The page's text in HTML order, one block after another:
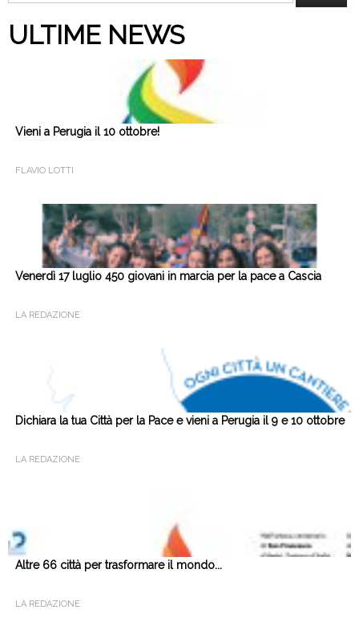
per:
ULTIME NEWS
Vieni a Perugia il 10 ottobre!
FLAVIO LOTTI
Venerdì 17 luglio 450 giovani in marcia per la pace a Cascia
LA REDAZIONE
Dichiara la tua Città per la Pace e vieni a Perugia il 9 e 10 ottobre
LA REDAZIONE
Altre 66 città per trasformare il mondo...
LA REDAZIONE